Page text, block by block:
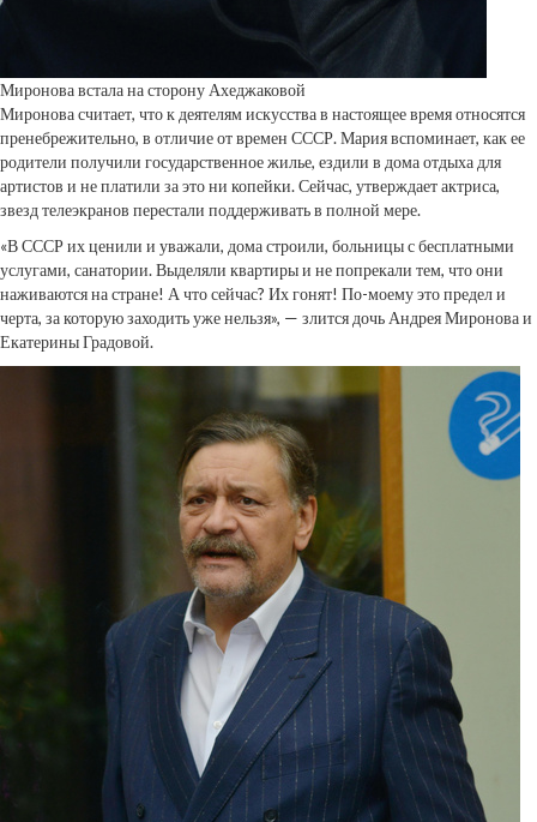
Миронова встала на сторону Ахеджаковой
Миронова считает, что к деятелям искусства в настоящее время относятся
пренебрежительно, в отличие от времен СССР. Мария вспоминает, как ее
родители получили государственное жилье, ездили в дома отдыха для
артистов и не платили за это ни копейки. Сейчас, утверждает актриса,
звезд телеэкранов перестали поддерживать в полной мере.
«В СССР их ценили и уважали, дома строили, больницы с бесплатными
услугами, санатории. Выделяли квартиры и не попрекали тем, что они
наживаются на стране! А что сейчас? Их гонят! По-моему это предел и
черта, за которую заходить уже нельзя», — злится дочь Андрея Миронова и
Екатерины Градовой.